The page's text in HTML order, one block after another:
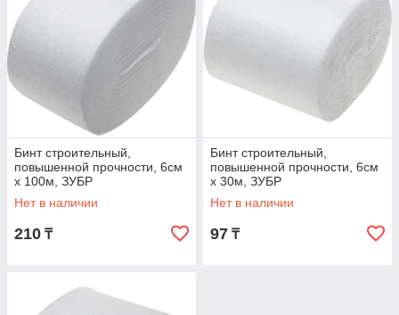
Бинт строительный,
повышенной прочности, 6см
х 100м, ЗУБР
Нет в наличии
210 ₸
Бинт строительный,
повышенной прочности, 6см
х 30м, ЗУБР
Нет в наличии
97 ₸